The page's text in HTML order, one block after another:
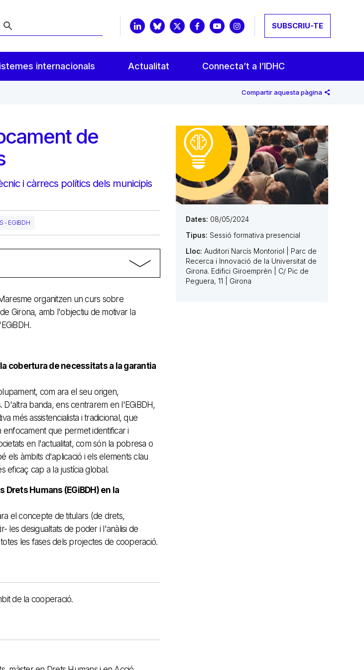
SUBSCRIU-TE
internacionals Actualitat Connecta’t a l’IDHC
Compartir aquesta pàgina
de
i càrrecs polítics dels municipis
- EGIBDH
organitzen un curs sobre
Girona, amb l'objectiu de motivar la
cobertura de necessitats a la garantia
com ara el seu origen,
banda, ens centrarem en l'EGiBDH,
més assistencialista i tradicional, que
enfocament que permet identificar i
en l'actualitat, com són la pobresa o
els àmbits d'aplicació i els elements clau
eficaç cap a la justícia global.
Humans (EGiBDH) en la
el concepte de titulars (de drets,
les desigualtats de poder i l'anàlisi de
les fases dels projectes de cooperació.
de la cooperació.
Dates: 08/05/2024
Tipus: Sessió formativa presencial
Lloc: Auditori Narcís Montoriol | Parc de
Recerca i Innovació de la Universitat de
Girona. Edifici Giroemprèn | C/ Pic de
Peguera, 11 | Girona